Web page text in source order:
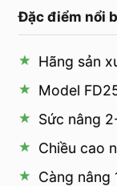
trên 5 dựa
trênđánh
giá
Đặc điểm nổi
Hãng sản
Model
Sức nâng
Chiều cao
Càng nâng